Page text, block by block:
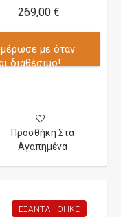
269,00 €
με όταν
διαθέσιμο!
Προσθήκη Στα
Αγαπημένα
ΕΞΑΝΤΛΉΘΗΚΕ